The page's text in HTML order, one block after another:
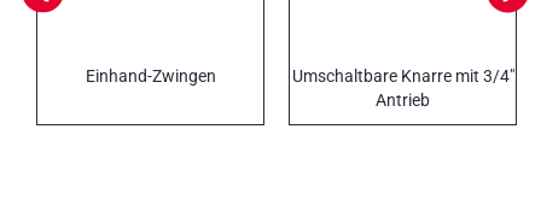
Einhand-Zwingen
Umschaltbare Knarre mit 3/4″
Antrieb